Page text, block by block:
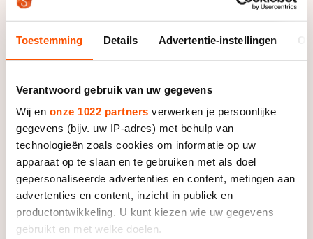
Toestemming Details Advertentie-instellingen
Verantwoord gebruik van uw gegevens
Wij en onze 1022 partners verwerken je persoonlijke
gegevens (bijv. uw IP-adres) met behulp van
technologieën zoals cookies om informatie op uw
apparaat op te slaan en te gebruiken met als doel
gepersonaliseerde advertenties en content, metingen aan
advertenties en content, inzicht in publiek en
productontwikkeling. U kunt kiezen wie uw gegevens
gebruikt en met welke doelen.
kunnen bieden."
Vooralsnog leken de plannen in Heerenveen daarin het
verste. Koops: "Op basis van de historie en de
voorkeur voor Heerenveen." Met het afketsen van de
nieuwbouw bij het Abe Lenstra-stadion is daar wel
wat verandering ingekomen. "Maar", benadrukt Koops,
"de KNSB heeft wensen en een visie waarin
Heerenveen nog steeds een optie is."
In theorie zou het kunnen dat er met de plannen die
nu in Heerenveen en Almere bestaan over enkele jaren
twee topbanen in Nederland liggen. Dan zou het